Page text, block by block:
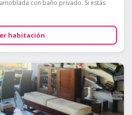
con baño privado. Si estás
habitación